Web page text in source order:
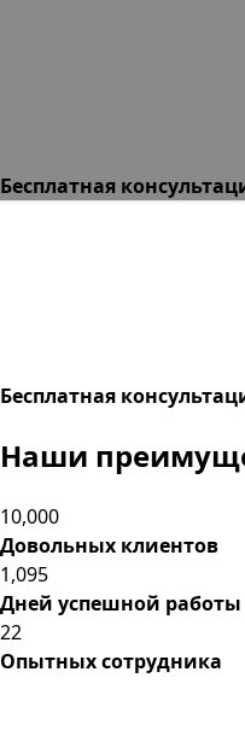
Бесплатная
Бесплатная
Наши
10,000
Довольных клиентов
1,095
Дней успешной работы
22
Опытных сотрудника